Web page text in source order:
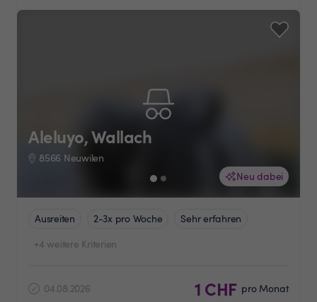
Neu dabei
Aleluyo, Wallach
8566 Neuwilen
Ausreiten 2-3x pro Woche
Sehr erfahren
+4 weitere Kriterien
04.08.2026 1 CHF pro Monat